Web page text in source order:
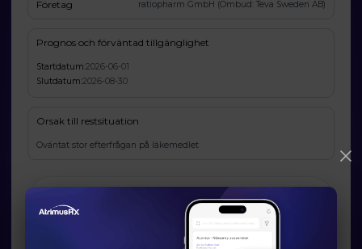
Företag ratiopharm GmbH (Ombud: Teva Sweden AB)
Prognos och förväntad tillgänglighet
Startdatum:2026-06-01
Slutdatum:2026-08-30
Orsak till restsituation
Oväntat stor efterfrågan på läkemedlet
Läkemedelsverkets information om möjliga
alternativ